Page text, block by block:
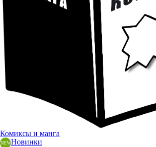
Комиксы и манга
Новинки